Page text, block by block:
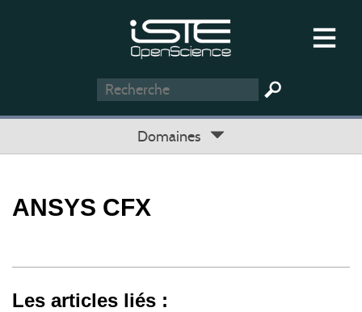
Domaines
ANSYS CFX
Les articles liés :